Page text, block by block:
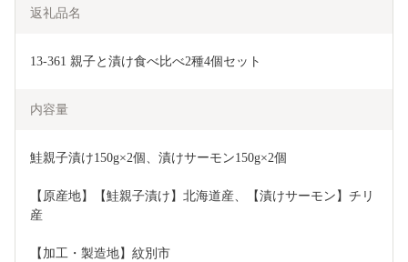
返礼品名
13-361 親子と漬け食べ比べ2種4個セット
内容量
鮭親子漬け150g×2個、漬けサーモン150g×2個
【原産地】【鮭親子漬け】北海道産、【漬けサーモン】チリ
産
【加工・製造地】紋別市